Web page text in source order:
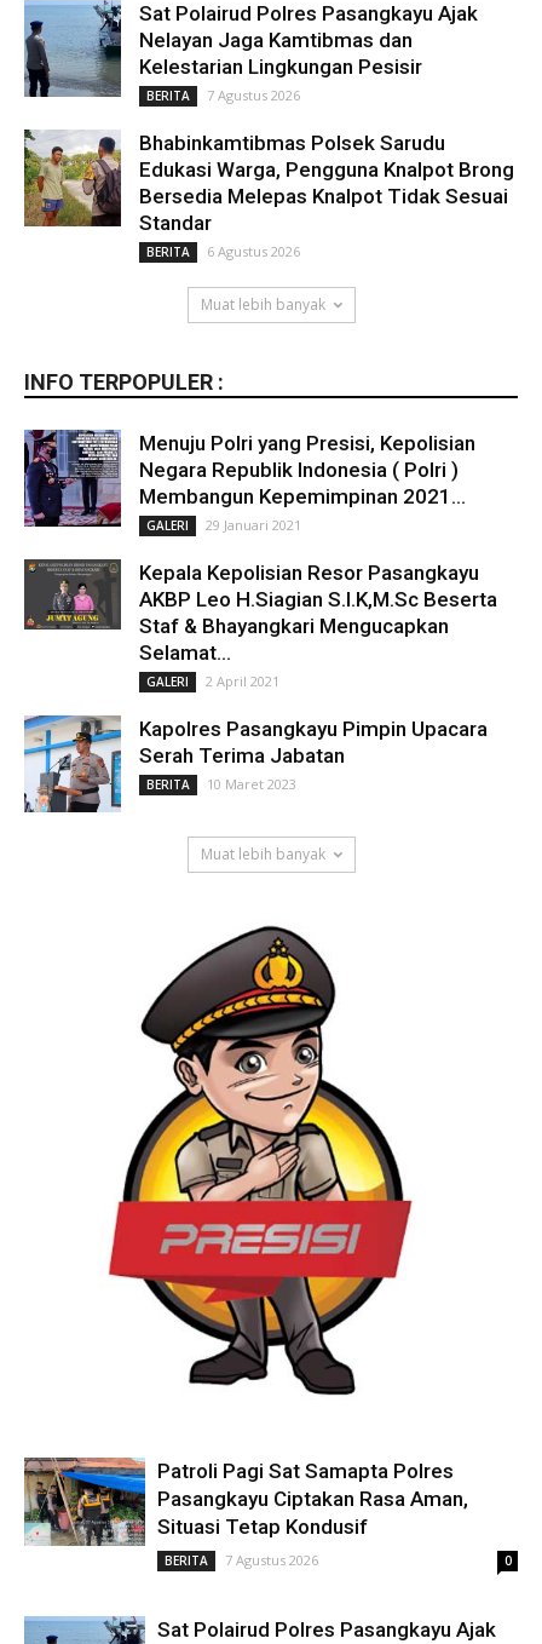
Sat Polairud Polres Pasangkayu Ajak
Nelayan Jaga Kamtibmas dan
Kelestarian Lingkungan Pesisir
BERITA 7 Agustus 2026
Bhabinkamtibmas Polsek Sarudu
Edukasi Warga, Pengguna Knalpot Brong
Bersedia Melepas Knalpot Tidak Sesuai
Standar
BERITA 6 Agustus 2026
Muat lebih banyak
INFO TERPOPULER :
Menuju Polri yang Presisi, Kepolisian
Negara Republik Indonesia ( Polri )
Membangun Kepemimpinan 2021...
GALERI 29 Januari 2021
Kepala Kepolisian Resor Pasangkayu
AKBP Leo H.Siagian S.I.K,M.Sc Beserta
Staf & Bhayangkari Mengucapkan
Selamat...
GALERI 2 April 2021
Kapolres Pasangkayu Pimpin Upacara
Serah Terima Jabatan
BERITA 10 Maret 2023
Muat lebih banyak
Patroli Pagi Sat Samapta Polres
Pasangkayu Ciptakan Rasa Aman,
Situasi Tetap Kondusif
BERITA 7 Agustus 2026 0
Sat Polairud Polres Pasangkayu Ajak